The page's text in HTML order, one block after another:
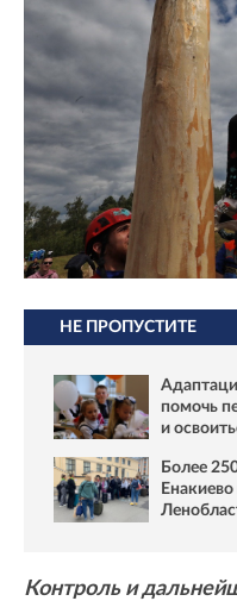
НЕ ПРОПУСТИТЕ
помочь
и
Более
Контроль и